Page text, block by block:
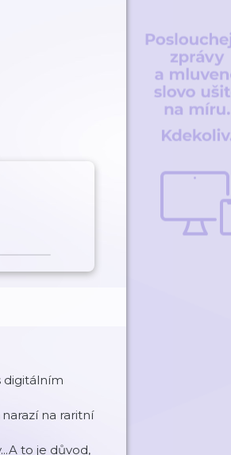
digitálním
na raritní
to je důvod,